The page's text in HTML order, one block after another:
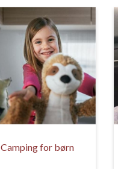
Camping for børn